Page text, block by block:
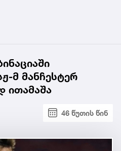
მ მანჩესტერ
ითამაშა
46 წუთის წინ